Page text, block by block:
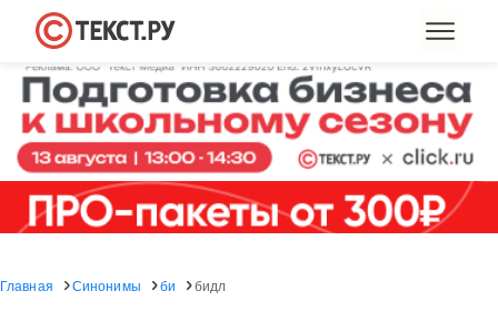
Главная Синонимы би бидл